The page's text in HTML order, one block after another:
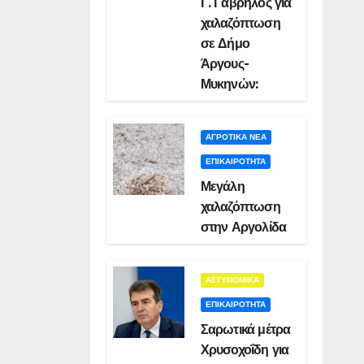
χαλαζόπτωση
σε Δήμο
Άργους-
Μυκηνών:
ΑΓΡΟΤΙΚΑ ΝΕΑ
ΕΠΙΚΑΙΡΟΤΗΤΑ
Μεγάλη
χαλαζόπτωση
στην Αργολίδα
ΑΣΤΥΝΟΜΙΚΑ
ΕΠΙΚΑΙΡΟΤΗΤΑ
Σαρωτικά μέτρα
Χρυσοχοΐδη για